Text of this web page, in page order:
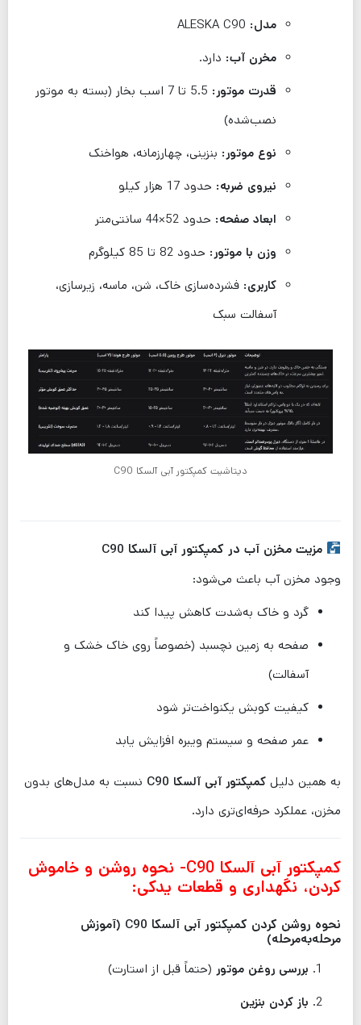
مدل:
مخرن آب‌: دارد.
قدرت موتور:
5.5 تا 7 اسب بخار (بسته به موتور
نصب‌شده)
نوع موتور: بنزینی، چهارزمانه، هواخنک
نیروی ضربه: حدود 17 هزار کیلو
ابعاد صفحه: حدود 52×44 سانتی‌متر
وزن با موتور: حدود 82 تا 85 کیلوگرم
کاربری: فشرده‌سازی خاک، شن، ماسه، زیرسازی،
آسفالت سبک
دیتاشیت کمپکتور آبی آلسکا C90
مزیت مخزن آب در کمپکتور آبی آلسکا C90
وجود مخزن آب باعث می‌شود:
گرد و خاک به‌شدت کاهش پیدا کند
صفحه به زمین نچسبد (خصوصاً روی خاک خشک و
آسفالت)
کیفیت کوبش یکنواخت‌تر شود
عمر صفحه و سیستم ویبره افزایش یابد
به همین دلیل کمپکتور آبی آلسکا C90
نسبت به مدل‌های بدون
مخزن، عملکرد حرفه‌ای‌تری دارد.
کمپکتور آبی آلسکا C90- نحوه روشن و خاموش
کردن، نگهداری و قطعات یدکی:
نحوه روشن کردن کمپکتور آبی آلسکا C90 (آموزش
مرحله‌به‌مرحله)
بررسی روغن موتور (حتماً قبل از استارت)
باز کردن بنزین